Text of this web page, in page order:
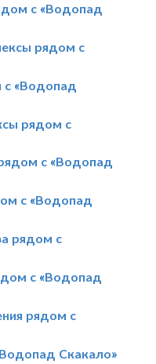
с «Водопад
рядом с
«Водопад
рядом с
с «Водопад
с «Водопад
рядом с
с «Водопад
рядом с
Скакало»